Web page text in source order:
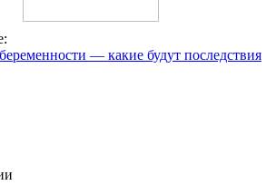
— какие будут последствия